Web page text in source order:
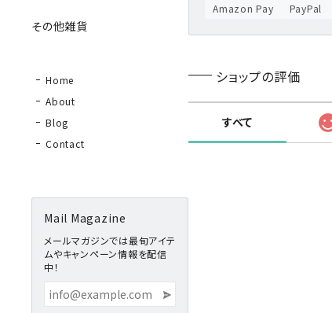
その他雑貨
Home
About
Blog
Contact
Mail Magazine
メールマガジンでは最旬アイテ
ムやキャンペーン情報を配信
中！
Amazon Pay
PayPal
ショップの評価
すべて